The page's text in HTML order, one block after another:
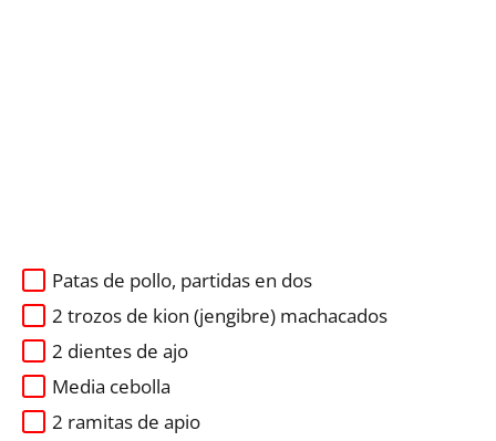
Patas de pollo, partidas en dos
2 trozos de kion (jengibre) machacados
2 dientes de ajo
Media cebolla
2 ramitas de apio